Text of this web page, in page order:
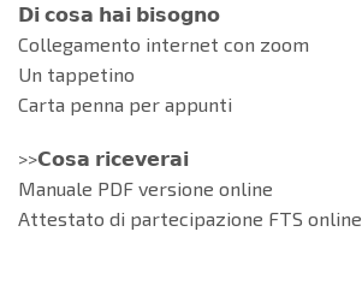
𝗗𝗶 𝗰𝗼𝘀𝗮 𝗵𝗮𝗶 𝗯𝗶𝘀𝗼𝗴𝗻𝗼
Collegamento internet con zoom
Un tappetino
Carta penna per appunti
>>𝗖𝗼𝘀𝗮 𝗿𝗶𝗰𝗲𝘃𝗲𝗿𝗮𝗶
Manuale PDF versione online
Attestato di partecipazione FTS online